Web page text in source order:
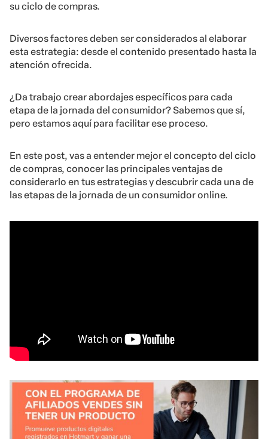
su ciclo de compras.
Diversos factores deben ser considerados al elaborar
esta estrategia: desde el contenido presentado hasta la
atención ofrecida.
¿Da trabajo crear abordajes específicos para cada
etapa de la jornada del consumidor? Sabemos que sí,
pero estamos aquí para facilitar ese proceso.
En este post, vas a entender mejor el concepto del ciclo
de compras, conocer las principales ventajas de
considerarlo en tus estrategias y descubrir cada una de
las etapas de la jornada de un consumidor online.